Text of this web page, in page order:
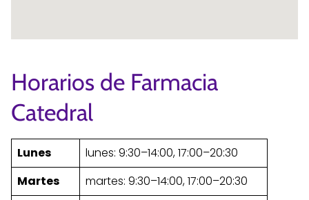
Horarios de Farmacia
Catedral
Lunes
lunes: 9:30–14:00, 17:00–20:30
Martes
martes: 9:30–14:00, 17:00–20:30